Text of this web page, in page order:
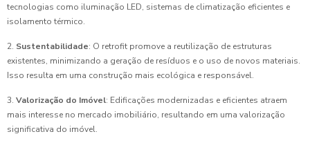
tecnologias como iluminação LED, sistemas de climatização eficientes e
isolamento térmico.
2. Sustentabilidade: O retrofit promove a reutilização de estruturas
existentes, minimizando a geração de resíduos e o uso de novos materiais.
Isso resulta em uma construção mais ecológica e responsável.
3. Valorização do Imóvel: Edificações modernizadas e eficientes atraem
mais interesse no mercado imobiliário, resultando em uma valorização
significativa do imóvel.